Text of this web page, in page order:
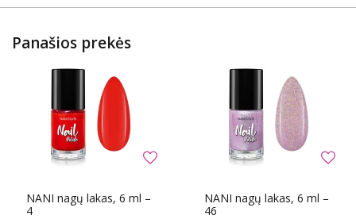
Panašios prekės
NANI nagų lakas, 6 ml –
4
NANI nagų lakas, 6 ml –
46